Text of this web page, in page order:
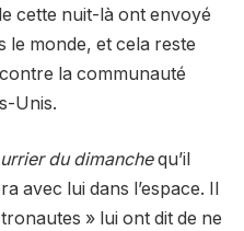
cette nuit-là ont envoyé
le monde, et cela reste
la communauté
Unis.
du dimanchequ’il
avec lui dans l’espace. Il
» lui ont dit de ne